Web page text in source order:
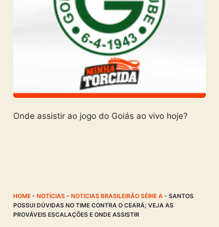
Onde assistir ao jogo do Goiás ao vivo hoje?
HOME- NOTÍCIAS- NOTICIAS BRASILEIRÃO SÉRIE A - SANTOS
POSSUI DÚVIDAS NO TIME CONTRA O CEARÁ; VEJA AS
PROVÁVEIS ESCALAÇÕES E ONDE ASSISTIR